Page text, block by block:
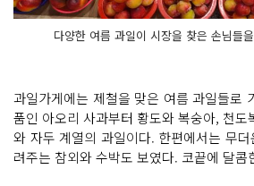
다양한 여름 과일이 시장을 찾은 손님들
과일가게에는 제철을 맞은 여름 과일들로
품인 아오리 사과부터 황도와 복숭아, 천
와 자두 계열의 과일이다. 한편에서는 무
려주는 참외와 수박도 보였다. 코끝에 달콤